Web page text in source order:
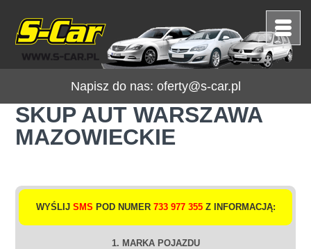
Napisz do nas: oferty@s-car.pl
SKUP AUT WARSZAWA
MAZOWIECKIE
WYŚLIJ SMS POD NUMER 733 977 355Z INFORMACJĄ:
1. MARKA POJAZDU